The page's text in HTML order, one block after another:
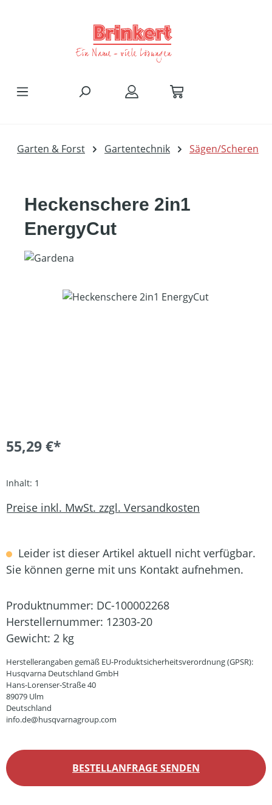
Garten & Forst Gartentechnik Sägen/Scheren
Heckenschere 2in1
EnergyCut
Bildergalerie überspringen
55,29 €*
Inhalt: 1
Preise inkl. MwSt. zzgl. Versandkosten
Leider ist dieser Artikel aktuell nicht verfügbar.
Sie können gerne mit uns Kontakt aufnehmen.
Produktnummer: DC-100002268
Herstellernummer: 12303-20
Gewicht: 2 kg
Herstellerangaben gemäß EU-Produktsicherheitsverordnung (GPSR):
Husqvarna Deutschland GmbH
Hans-Lorenser-Straße 40
89079 Ulm
Deutschland
info.de@husqvarnagroup.com
BESTELLANFRAGE SENDEN